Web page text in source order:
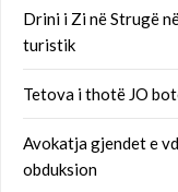
Drini i Zi në Strugë
turistik
Tetova i thotë JO
Avokatja gjendet e
obduksion